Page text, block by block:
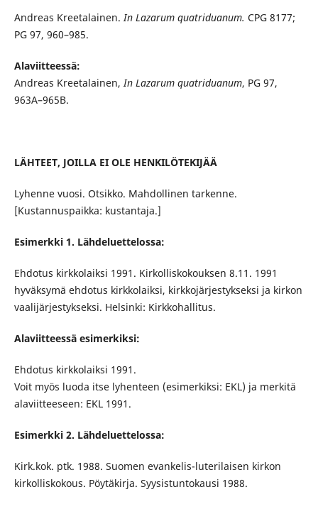
Andreas Kreetalainen. In Lazarum quatriduanum. CPG 8177;
PG 97, 960–985.
Alaviitteessä:
Andreas Kreetalainen, In Lazarum quatriduanum, PG 97,
963A–965B.
LÄHTEET, JOILLA EI OLE HENKILÖTEKIJÄÄ
Lyhenne vuosi. Otsikko. Mahdollinen tarkenne.
[Kustannuspaikka: kustantaja.]
Esimerkki 1. Lähdeluettelossa:
Ehdotus kirkkolaiksi 1991. Kirkolliskokouksen 8.11. 1991
hyväksymä ehdotus kirkkolaiksi, kirkkojärjestykseksi ja kirkon
vaalijärjestykseksi. Helsinki: Kirkkohallitus.
Alaviitteessä esimerkiksi:
Ehdotus kirkkolaiksi 1991.
Voit myös luoda itse lyhenteen (esimerkiksi: EKL) ja merkitä
alaviitteeseen: EKL 1991.
Esimerkki 2. Lähdeluettelossa:
Kirk.kok. ptk. 1988. Suomen evankelis-luterilaisen kirkon
kirkolliskokous. Pöytäkirja. Syysistuntokausi 1988.